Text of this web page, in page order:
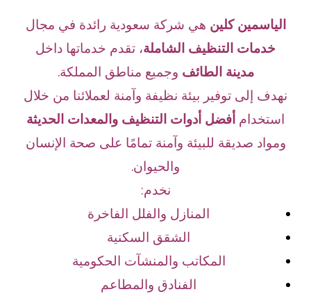
الياسمين كلين هي شركة سعودية رائدة في مجال
خدمات التنظيف الشاملة، تقدم خدماتها داخل
مدينة الطائف وجميع مناطق المملكة.
نهدف إلى توفير بيئة نظيفة وآمنة لعملائنا من خلال
استخدام أفضل أدوات التنظيف والمعدات الحديثة
ومواد صديقة للبيئة وآمنة تمامًا على صحة الإنسان
والحيوان.
نخدم:
المنازل والفلل الفاخرة
الشقق السكنية
المكاتب والمنشآت الحكومية
الفنادق والمطاعم